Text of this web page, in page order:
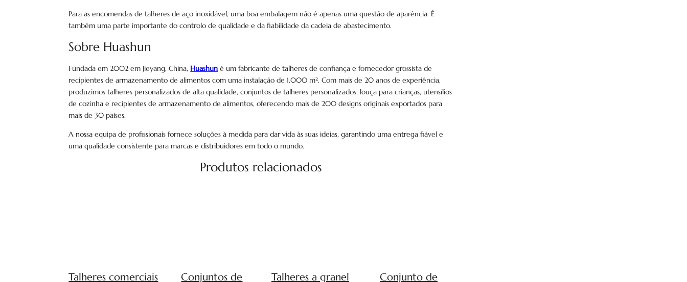
Para as encomendas de talheres de aço inoxidável, uma boa embalagem não é apenas uma questão de aparência. É
também uma parte importante do controlo de qualidade e da fiabilidade da cadeia de abastecimento.
Sobre Huashun
Fundada em 2002 em Jieyang, China, Huashun é um fabricante de talheres de confiança e fornecedor grossista de
recipientes de armazenamento de alimentos com uma instalação de 1.000 m². Com mais de 20 anos de experiência,
produzimos talheres personalizados de alta qualidade, conjuntos de talheres personalizados, louça para crianças, utensílios
de cozinha e recipientes de armazenamento de alimentos, oferecendo mais de 200 designs originais exportados para
mais de 30 países.
A nossa equipa de profissionais fornece soluções à medida para dar vida às suas ideias, garantindo uma entrega fiável e
uma qualidade consistente para marcas e distribuidores em todo o mundo.
Produtos relacionados
Talheres comerciais Conjuntos de Talheres a granel Conjunto de